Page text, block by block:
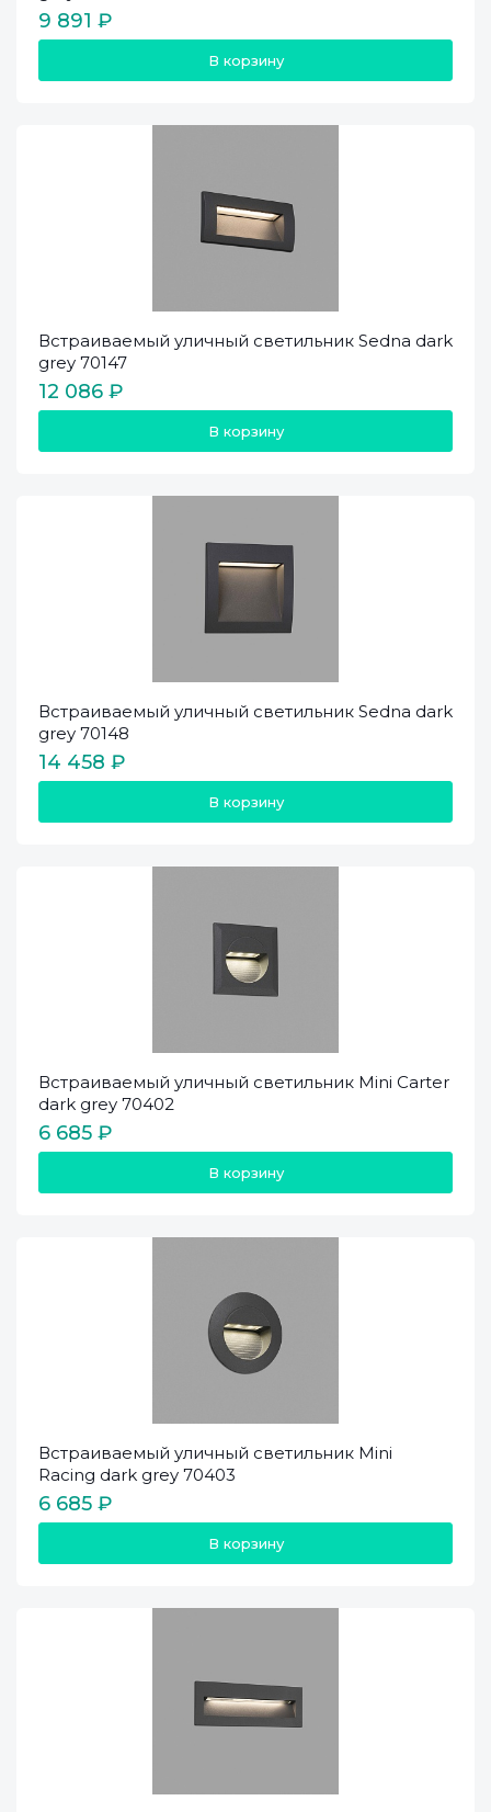
9 891 ₽
В корзину
Встраиваемый уличный светильник Sedna dark
grey 70147
12 086 ₽
В корзину
Встраиваемый уличный светильник Sedna dark
grey 70148
14 458 ₽
В корзину
Встраиваемый уличный светильник Mini Carter
dark grey 70402
6 685 ₽
В корзину
Встраиваемый уличный светильник Mini
Racing dark grey 70403
6 685 ₽
В корзину